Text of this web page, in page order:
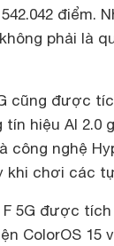
điểm.
phải là
cũng được
hiệu AI 2.0
công nghệ
chơi các
F 5G được
ColorOS 15